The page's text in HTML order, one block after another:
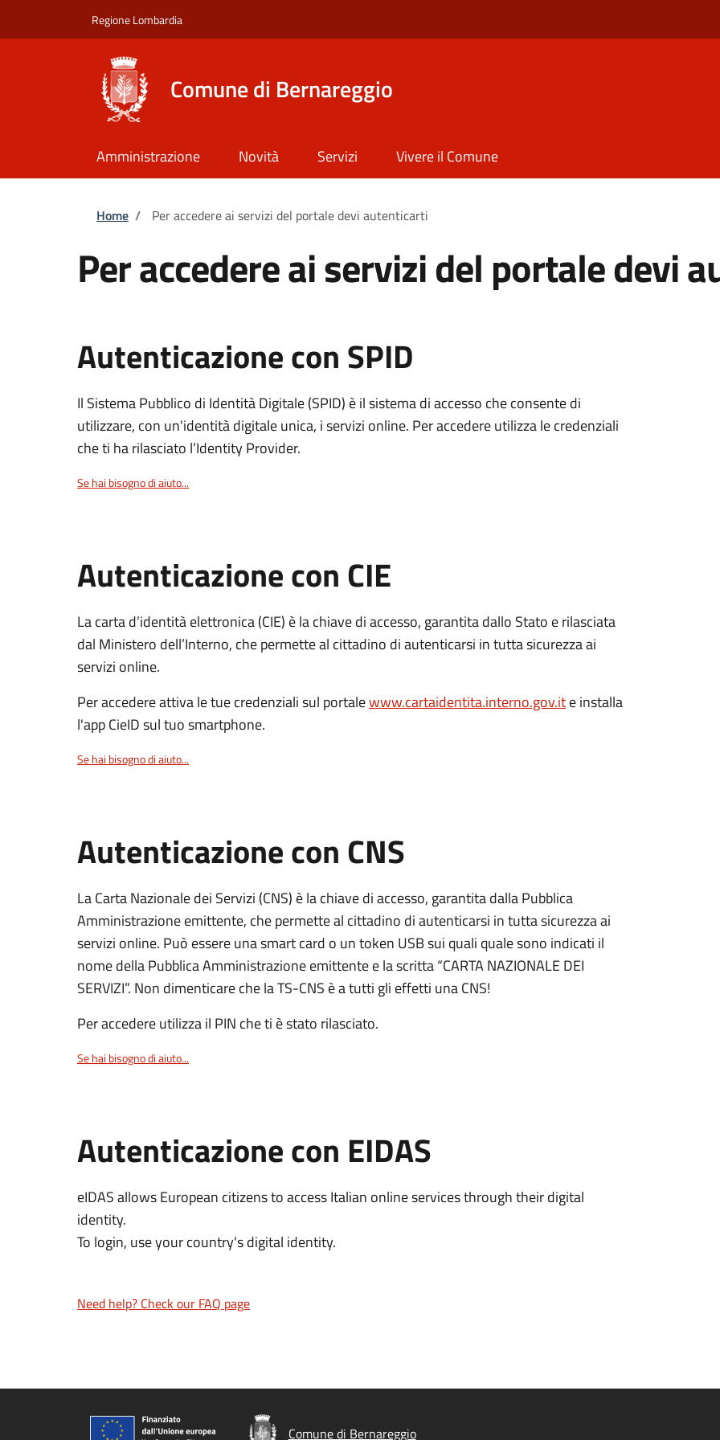
Regione Lombardia
Comune di Bernareggio
Amministrazione Novità Servizi Vivere il Comune
Briciole di pane
Home / Per accedere ai servizi del portale devi autenticarti
Per accedere ai servizi del portale devi
Autenticazione con SPID
Il Sistema Pubblico di Identità Digitale (SPID) è il sistema di accesso che consente di
utilizzare, con un'identità digitale unica, i servizi online. Per accedere utilizza le credenziali
che ti ha rilasciato l’Identity Provider.
Se hai bisogno di aiuto...
Autenticazione con CIE
La carta d’identità elettronica (CIE) è la chiave di accesso, garantita dallo Stato e rilasciata
dal Ministero dell’Interno, che permette al cittadino di autenticarsi in tutta sicurezza ai
servizi online.
Per accedere attiva le tue credenziali sul portalewww.cartaidentita.interno.gov.ite installa
l'app CieID sul tuo smartphone.
Se hai bisogno di aiuto...
Autenticazione con CNS
La Carta Nazionale dei Servizi (CNS) è la chiave di accesso, garantita dalla Pubblica
Amministrazione emittente, che permette al cittadino di autenticarsi in tutta sicurezza ai
servizi online. Può essere una smart card o un token USB sui quali quale sono indicati il
nome della Pubblica Amministrazione emittente e la scritta “CARTA NAZIONALE DEI
SERVIZI”. Non dimenticare che la TS-CNS è a tutti gli effetti una CNS!
Per accedere utilizza il PIN che ti è stato rilasciato.
Se hai bisogno di aiuto...
Autenticazione con EIDAS
eIDAS allows European citizens to access Italian online services through their digital
identity.
To login, use your country's digital identity.
Need help? Check our FAQ page
Comune di Bernareggio